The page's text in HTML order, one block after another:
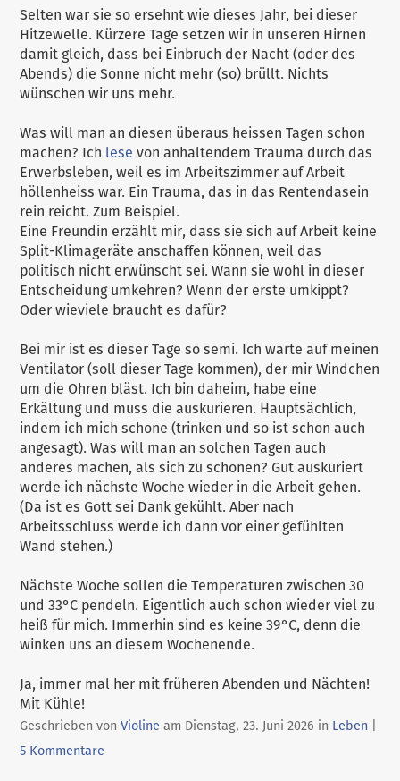
Selten war sie so ersehnt wie dieses Jahr, bei dieser
Hitzewelle. Kürzere Tage setzen wir in unseren Hirnen
damit gleich, dass bei Einbruch der Nacht (oder des
Abends) die Sonne nicht mehr (so) brüllt. Nichts
wünschen wir uns mehr.
Was will man an diesen überaus heissen Tagen schon
machen? Ich lese von anhaltendem Trauma durch das
Erwerbsleben, weil es im Arbeitszimmer auf Arbeit
höllenheiss war. Ein Trauma, das in das Rentendasein
rein reicht. Zum Beispiel.
Eine Freundin erzählt mir, dass sie sich auf Arbeit keine
Split-Klimageräte anschaffen können, weil das
politisch nicht erwünscht sei. Wann sie wohl in dieser
Entscheidung umkehren? Wenn der erste umkippt?
Oder wieviele braucht es dafür?
Bei mir ist es dieser Tage so semi. Ich warte auf meinen
Ventilator (soll dieser Tage kommen), der mir Windchen
um die Ohren bläst. Ich bin daheim, habe eine
Erkältung und muss die auskurieren. Hauptsächlich,
indem ich mich schone (trinken und so ist schon auch
angesagt). Was will man an solchen Tagen auch
anderes machen, als sich zu schonen? Gut auskuriert
werde ich nächste Woche wieder in die Arbeit gehen.
(Da ist es Gott sei Dank gekühlt. Aber nach
Arbeitsschluss werde ich dann vor einer gefühlten
Wand stehen.)
Nächste Woche sollen die Temperaturen zwischen 30
und 33°C pendeln. Eigentlich auch schon wieder viel zu
heiß für mich. Immerhin sind es keine 39°C, denn die
winken uns an diesem Wochenende.
Ja, immer mal her mit früheren Abenden und Nächten!
Mit Kühle!
Geschrieben vonVioline am Dienstag, 23. Juni 2026 in Kategorien:
Leben
5 Kommentare